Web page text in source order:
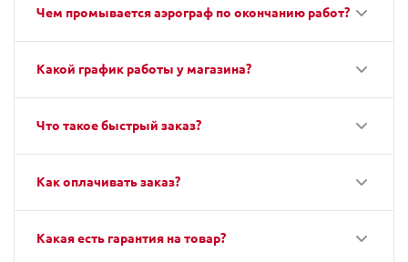
Чем промывается аэрограф по окончанию работ?
Какой график работы у магазина?
Что такое быстрый заказ?
Как оплачивать заказ?
Какая есть гарантия на товар?